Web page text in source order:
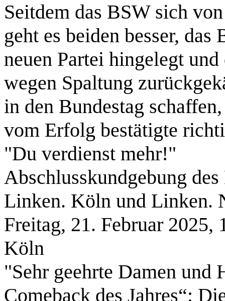
Seitdem das BSW sich
geht es beiden besser,
neuen Partei hingelegt
wegen Spaltung
in den Bundestag
vom Erfolg bestätigte
"Du verdienst mehr!"
Abschlusskundgebung
Linken. Köln und Linken.
Freitag, 21. Februar
Köln
"Sehr geehrte Damen und
Comeback des Jahres“: